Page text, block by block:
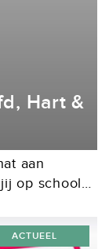
Hart &
aan
op school
ACTUEEL